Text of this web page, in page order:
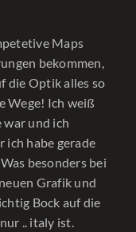
Maps
bekommen,
die Optik alles so
Wege! Ich weiß
und ich
ich habe gerade
besonders bei
Grafik und
Bock auf die
.. italy ist.